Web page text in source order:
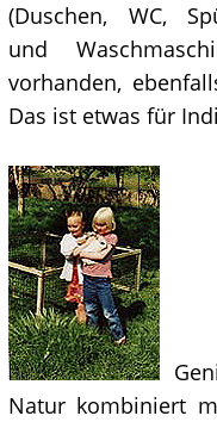
(Duschen, WC,
und
vorhanden,
Das ist etwas für
Natur kombiniert